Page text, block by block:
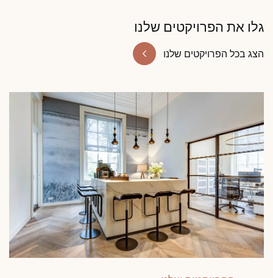
גלו את הפרויקטים שלנו
הצג בכל הפרויקטים שלנו